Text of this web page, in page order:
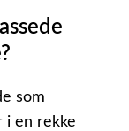
som
i en rekke